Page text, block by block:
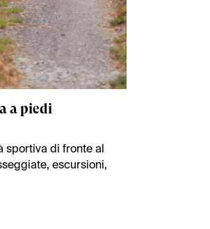
a piedi
sportiva di fronte al
escursioni,